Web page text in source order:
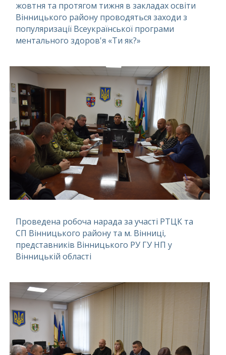
жовтня та протягом тижня в закладах освіти
Вінницького району проводяться заходи з
популяризації Всеукраїнської програми
ментального здоров'я «Ти як?»
Проведена робоча нарада за участі РТЦК та
СП Вінницького району та м. Вінниці,
представників Вінницького РУ ГУ НП у
Вінницькій області